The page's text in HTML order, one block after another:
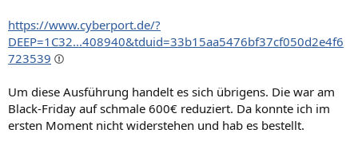
https://www.cyberport.de/?
DEEP=1C32...408940&tduid=33b15aa5476bf37cf050d2e4f6
723539
Um diese Ausführung handelt es sich übrigens. Die war am
Black-Friday auf schmale 600€ reduziert. Da konnte ich im
ersten Moment nicht widerstehen und hab es bestellt.